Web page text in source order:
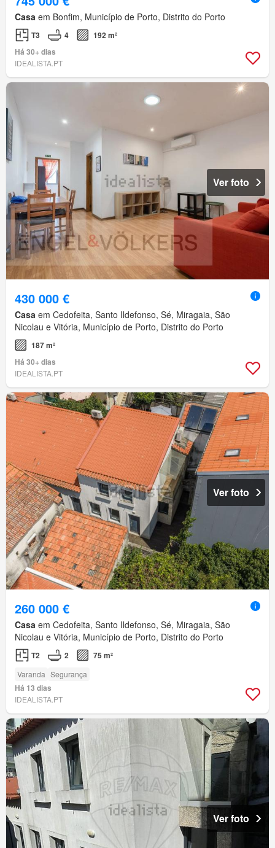
Casa em Bonfim, Município de Porto, Distrito do Porto
T3 4
192 m²
Há 30+ dias
IDEALISTA.PT
Ver foto
430 000 €
Casa em Cedofeita, Santo Ildefonso, Sé, Miragaia, São
Nicolau e Vitória, Município de Porto, Distrito do Porto
187 m²
Há 30+ dias
IDEALISTA.PT
Ver foto
260 000 €
Casa em Cedofeita, Santo Ildefonso, Sé, Miragaia, São
Nicolau e Vitória, Município de Porto, Distrito do Porto
T2 2 75 m²
Varanda Segurança
Há 13 dias
IDEALISTA.PT
Ver foto